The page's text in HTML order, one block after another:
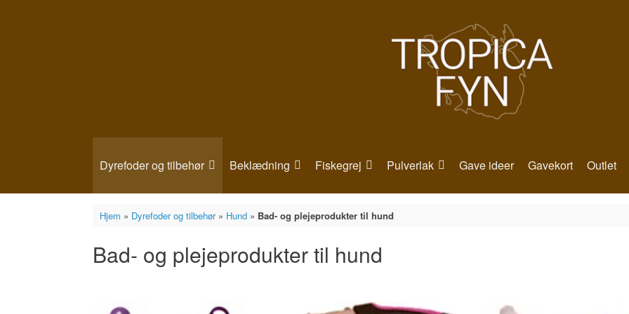
Dyrefoder og tilbehør Beklædning Fiskegrej Pulverlak Gave ideer Gavekort Outlet
Hjem » Dyrefoder og tilbehør» Hund» Bad- og plejeprodukter til hund
Bad- og plejeprodukter til hund